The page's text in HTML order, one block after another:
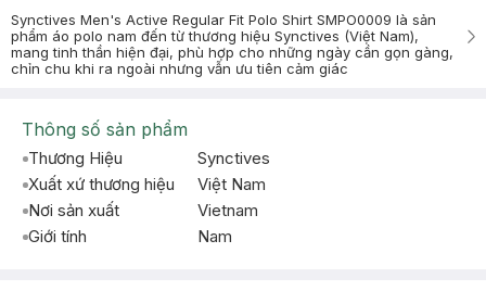
Synctives Men's Active Regular Fit Polo Shirt SMPO0009 là sản
phẩm áo polo nam đến từ thương hiệu Synctives (Việt Nam),
mang tinh thần hiện đại, phù hợp cho những ngày cần gọn gàng,
chỉn chu khi ra ngoài nhưng vẫn ưu tiên cảm giác
Thông số sản phẩm
Thương Hiệu
Synctives
Xuất xứ thương hiệu
Việt Nam
Nơi sản xuất
Vietnam
Giới tính
Nam